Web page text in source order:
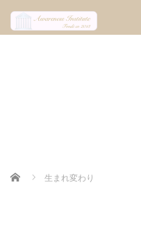
Home 生まれ変わり